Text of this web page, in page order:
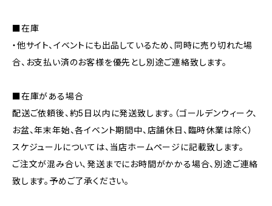
■在庫
・他サイト、イベントにも出品しているため、同時に売り切れた場
合、お支払い済のお客様を優先とし別途ご連絡致します。
■在庫がある場合
配送ご依頼後、約5日以内に発送致します。（ゴールデンウィーク、
お盆、年末年始、各イベント期間中、店舗休日、臨時休業は除く）
スケジュールについては、当店ホームページに記載致します。
ご注文が混み合い、発送までにお時間がかかる場合、別途ご連絡
致します。予めご了承ください。